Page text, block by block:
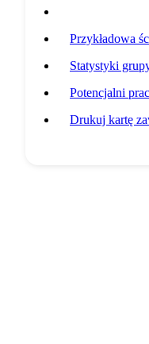
Przykładowa
Statystyki
Potencjalni
Drukuj kartę